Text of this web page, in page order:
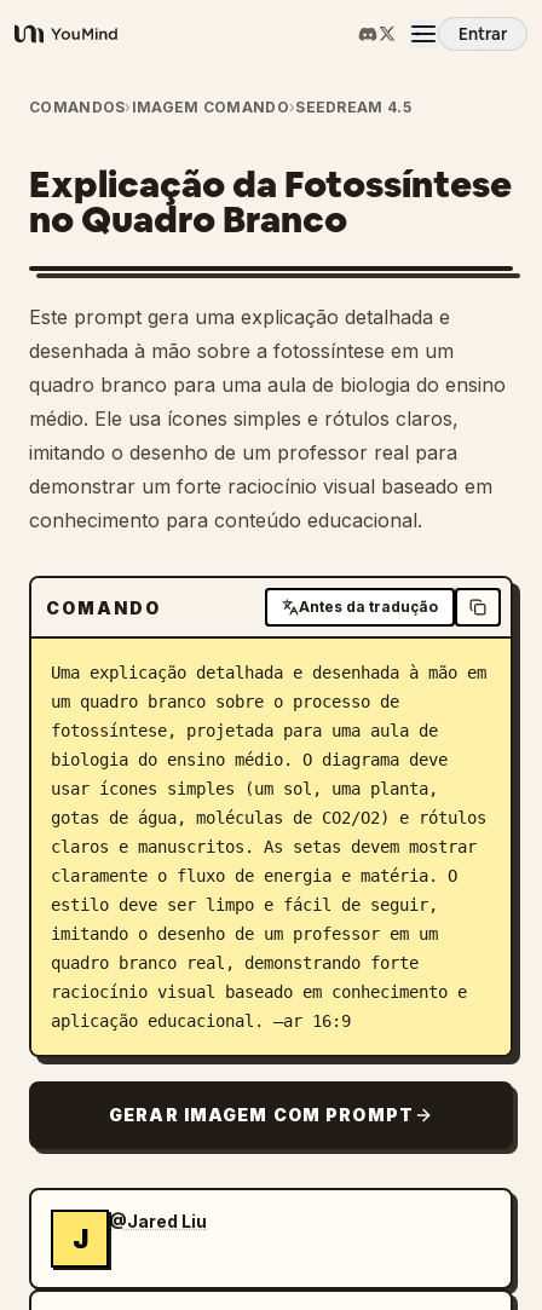
YouMind
Entrar
Visão Geral
Casos de Uso
Habilidades
Prompts
Preços
Baixar
Blog
COMANDOS› IMAGEM COMANDO›SEEDREAM 4.5
Explicação da Fotossíntese
no Quadro Branco
Este prompt gera uma explicação detalhada e
desenhada à mão sobre a fotossíntese em um
quadro branco para uma aula de biologia do ensino
médio. Ele usa ícones simples e rótulos claros,
imitando o desenho de um professor real para
demonstrar um forte raciocínio visual baseado em
conhecimento para conteúdo educacional.
COMANDO Antes da tradução
Uma explicação detalhada e desenhada à mão em
um quadro branco sobre o processo de
fotossíntese, projetada para uma aula de
biologia do ensino médio. O diagrama deve
usar ícones simples (um sol, uma planta,
gotas de água, moléculas de CO2/O2) e rótulos
claros e manuscritos. As setas devem mostrar
claramente o fluxo de energia e matéria. O
estilo deve ser limpo e fácil de seguir,
imitando o desenho de um professor em um
quadro branco real, demonstrando forte
raciocínio visual baseado em conhecimento e
aplicação educacional. –ar 16:9
GERAR IMAGEM COM PROMPT
J
@Jared Liu